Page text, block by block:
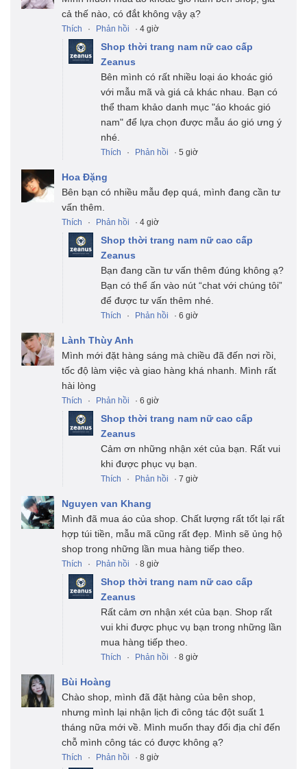
cả thế nào, có đắt không vậy ạ?
Thích · Phản hồi · 4 giờ
Shop thời trang nam nữ cao cấp
Zeanus
Bên mình có rất nhiều loại áo khoác gió
với mẫu mã và giá cả khác nhau. Bạn có
thể tham khảo danh mục "áo khoác gió
nam" để lựa chọn được mẫu áo gió ưng ý
nhé.
Thích · Phản hồi · 5 giờ
Hoa Đặng
Bên bạn có nhiều mẫu đẹp quá, mình đang cần tư
vấn thêm.
Thích · Phản hồi · 4 giờ
Shop thời trang nam nữ cao cấp
Zeanus
Bạn đang cần tư vấn thêm đúng không ạ?
Bạn có thể ấn vào nút “chat với chúng tôi”
để được tư vấn thêm nhé.
Thích · Phản hồi · 6 giờ
Lành Thùy Anh
Mình mới đặt hàng sáng mà chiều đã đến nơi rồi,
tốc độ làm việc và giao hàng khá nhanh. Mình rất
hài lòng
Thích · Phản hồi · 6 giờ
Shop thời trang nam nữ cao cấp
Zeanus
Cảm ơn những nhận xét của bạn. Rất vui
khi được phục vụ bạn.
Thích · Phản hồi · 7 giờ
Nguyen van Khang
Mình đã mua áo của shop. Chất lượng rất tốt lại rất
hợp túi tiền, mẫu mã cũng rất đẹp. Mình sẽ ủng hộ
shop trong những lần mua hàng tiếp theo.
Thích · Phản hồi · 8 giờ
Shop thời trang nam nữ cao cấp
Zeanus
Rất cảm ơn nhận xét của bạn. Shop rất
vui khi được phục vụ bạn trong những lần
mua hàng tiếp theo.
Thích · Phản hồi · 8 giờ
Bùi Hoàng
Chào shop, mình đã đặt hàng của bên shop,
nhưng mình lại nhận lịch đi công tác đột suất 1
tháng nữa mới về. Mình muốn thay đổi địa chỉ đến
chỗ mình công tác có được không ạ?
Thích · Phản hồi · 8 giờ